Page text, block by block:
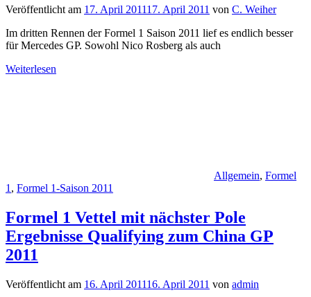
Veröffentlicht am 17. April 201117. April 2011 von C. Weiher
Im dritten Rennen der Formel 1 Saison 2011 lief es endlich besser
für Mercedes GP. Sowohl Nico Rosberg als auch
Weiterlesen
Allgemein, Formel
1 , Formel 1-Saison 2011
Formel 1 Vettel mit nächster Pole
Ergebnisse Qualifying zum China GP
2011
Veröffentlicht am 16. April 201116. April 2011 von admin